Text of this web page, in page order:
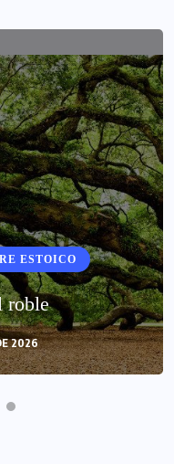
ESTOICO
roble
2026